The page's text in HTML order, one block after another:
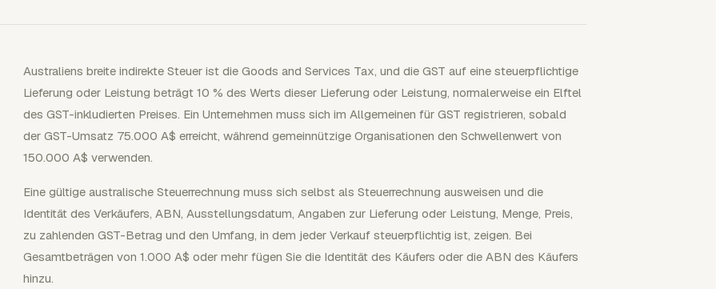
Australiens breite indirekte Steuer ist die Goods and Services Tax, und die GST auf eine steuerpflichtige
Lieferung oder Leistung beträgt 10 % des Werts dieser Lieferung oder Leistung, normalerweise ein Elftel
des GST-inkludierten Preises. Ein Unternehmen muss sich im Allgemeinen für GST registrieren, sobald
der GST-Umsatz 75.000 A$ erreicht, während gemeinnützige Organisationen den Schwellenwert von
150.000 A$ verwenden.
Eine gültige australische Steuerrechnung muss sich selbst als Steuerrechnung ausweisen und die
Identität des Verkäufers, ABN, Ausstellungsdatum, Angaben zur Lieferung oder Leistung, Menge, Preis,
zu zahlenden GST-Betrag und den Umfang, in dem jeder Verkauf steuerpflichtig ist, zeigen. Bei
Gesamtbeträgen von 1.000 A$ oder mehr fügen Sie die Identität des Käufers oder die ABN des Käufers
hinzu.